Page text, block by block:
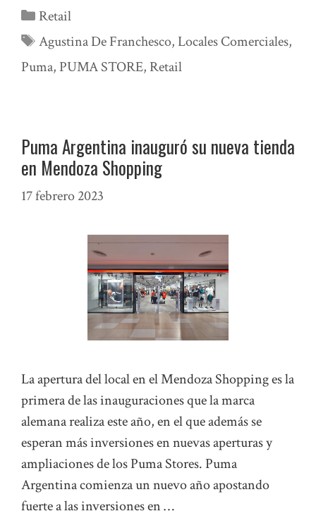
Categorías
Retail
Etiquetas
Agustina De Franchesco,Locales Comerciales,
Puma, PUMA STORE, Retail
Puma Argentina inauguró su nueva tienda
en Mendoza Shopping
17 febrero 2023
La apertura del local en el Mendoza Shopping es la
primera de las inauguraciones que la marca
alemana realiza este año, en el que además se
esperan más inversiones en nuevas aperturas y
ampliaciones de los Puma Stores. Puma
Argentina comienza un nuevo año apostando
fuerte a las inversiones en …